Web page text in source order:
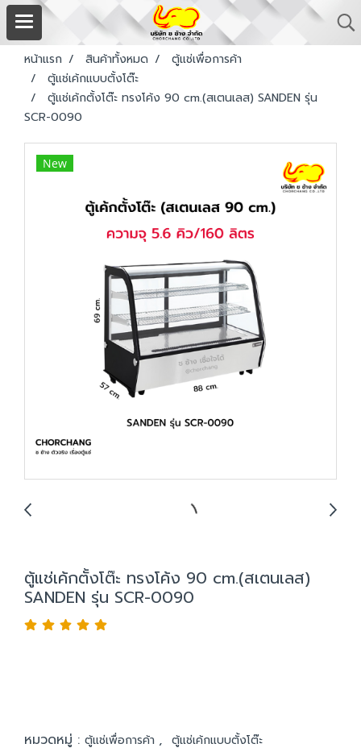
หน้าแรก สินค้าทั้งหมด
ตู้แช่เพื่อการค้า
ตู้แช่เค้กแบบตั้งโต๊ะ
ตู้แช่เค้กตั้งโต๊ะ ทรงโค้ง 90 cm.(สเตนเลส) SANDEN รุ่น
SCR-0090
New
ตู้แช่เค้กตั้งโต๊ะ ทรงโค้ง 90 cm.(สเตนเลส)
SANDEN รุ่น SCR-0090
หมวดหมู่ : ตู้แช่เพื่อการค้า , ตู้แช่เค้กแบบตั้งโต๊ะ